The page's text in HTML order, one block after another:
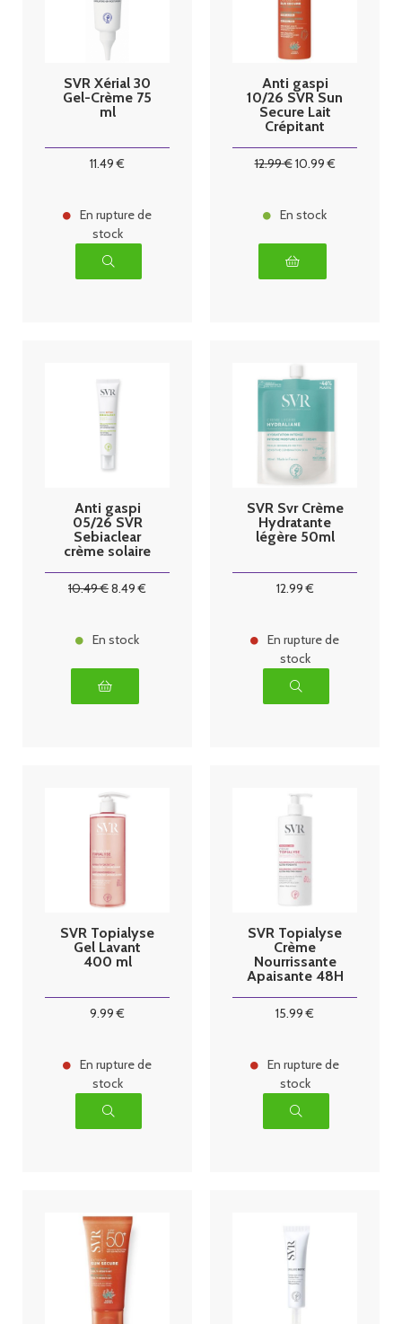
SVR Xérial 30
Gel-Crème 75
ml
11.49 €
En rupture de
stock
Anti gaspi
10/26 SVR Sun
Secure Lait
Crépitant
12.99€10.99€
En stock
Anti gaspi
05/26 SVR
Sebiaclear
crème solaire
10.49€8.49 €
En stock
SVR Svr Crème
Hydratante
légère 50ml
12.99€
En rupture de
stock
SVR Topialyse
Gel Lavant
400 ml
9.99 €
En rupture de
stock
SVR Topialyse
Crème
Nourrissante
Apaisante 48H
15.99 €
En rupture de
stock